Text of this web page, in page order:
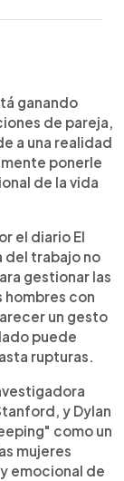
no
en sus
parejas.
medios
genera
la
de género
y así
ganando
de pareja,
a una realidad
ponerle
de la vida
el diario El
del trabajo no
gestionar las
con
un gesto
puede
rupturas.
y Dylan
como un
mujeres
emocional de